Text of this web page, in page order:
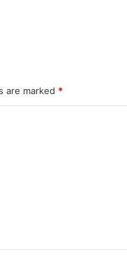
are marked *